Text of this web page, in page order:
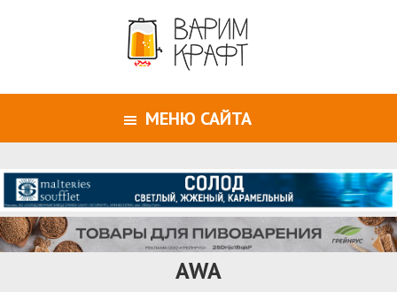
МЕНЮ САЙТА
AWA